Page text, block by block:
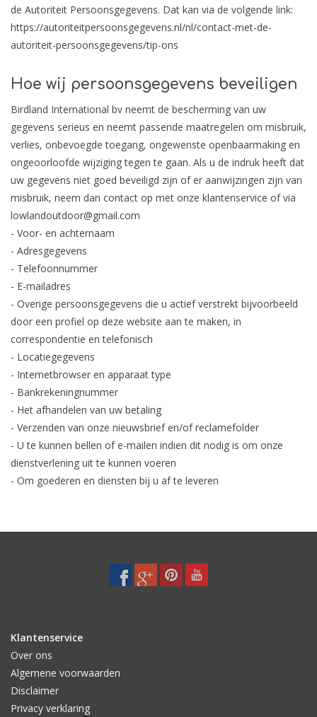
de Autoriteit Persoonsgegevens. Dat kan via de volgende link:
https://autoriteitpersoonsgegevens.nl/nl/contact-met-de-
autoriteit-persoonsgegevens/tip-ons
Hoe wij persoonsgegevens beveiligen
Birdland International bv neemt de bescherming van uw
gegevens serieus en neemt passende maatregelen om misbruik,
verlies, onbevoegde toegang, ongewenste openbaarmaking en
ongeoorloofde wijziging tegen te gaan. Als u de indruk heeft dat
uw gegevens niet goed beveiligd zijn of er aanwijzingen zijn van
misbruik, neem dan contact op met onze klantenservice of via
lowlandoutdoor@gmail.com
- Voor- en achternaam
- Adresgegevens
- Telefoonnummer
- E-mailadres
- Overige persoonsgegevens die u actief verstrekt bijvoorbeeld
door een profiel op deze website aan te maken, in
correspondentie en telefonisch
- Locatiegegevens
- Internetbrowser en apparaat type
- Bankrekeningnummer
- Het afhandelen van uw betaling
- Verzenden van onze nieuwsbrief en/of reclamefolder
- U te kunnen bellen of e-mailen indien dit nodig is om onze
dienstverlening uit te kunnen voeren
- Om goederen en diensten bij u af te leveren
Klantenservice
Over ons
Algemene voorwaarden
Disclaimer
Privacy verklaring